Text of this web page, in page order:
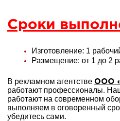
Сроки
Изготовление: 1
Размещение: от 1 до 2
В рекламном агентстве ООО
работают профессионалы.
работают на современном
выполняем в оговоренный
убедитесь сами.